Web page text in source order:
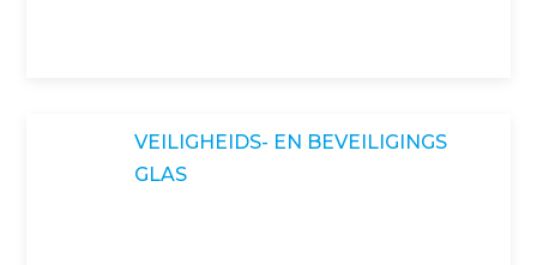
VEILIGHEIDS- EN BEVEILIGINGS
GLAS